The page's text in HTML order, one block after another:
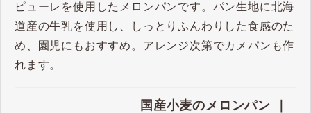
ピューレを使用したメロンパンです。パン生地に北海
道産の牛乳を使用し、しっとりふんわりした食感のた
め、園児にもおすすめ。アレンジ次第でカメパンも作
れます。
国産小麦のメロンパン ｜